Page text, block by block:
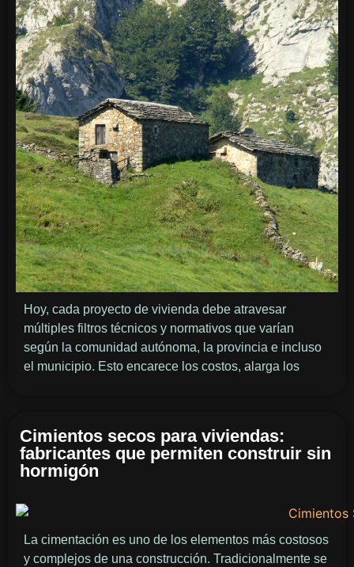
Hoy, cada proyecto de vivienda debe atravesar
múltiples filtros técnicos y normativos que varían
según la comunidad autónoma, la provincia e incluso
el municipio. Esto encarece los costos, alarga los
Cimientos secos para viviendas:
fabricantes que permiten construir sin
hormigón
La cimentación es uno de los elementos más costosos
y complejos de una construcción. Tradicionalmente se